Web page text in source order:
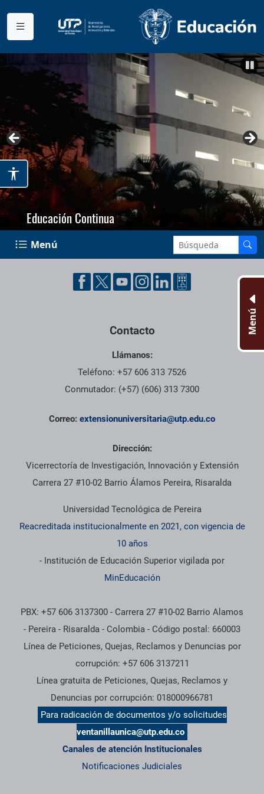
Educación Continua
Menú
Menú
Contacto
Llámanos:
Teléfono: +57 606 313 7526
Conmutador: (+57) (606) 313 7300
Correo: extensionuniversitaria@utp.edu.co
Dirección:
Vicerrectoría de Investigación, Innovación y Extensión
Carrera 27 #10-02 Barrio Álamos Pereira, Risaralda
Universidad Tecnológica de Pereira
Reacreditada institucionalmente en 2021, con vigencia de
10 años
- Institución de Educación Superior vigilada por
MinEducación
PBX: +57 606 3137300 - Carrera 27 #10-02 Barrio Alamos
- Pereira - Risaralda - Colombia - Código postal: 660003
Línea de Peticiones, Quejas, Reclamos y Denuncias por
corrupción: +57 606 3137211
Línea gratuita de Peticiones, Quejas, Reclamos y
Denuncias por corrupción: 018000966781
Para radicación de documentos y/o solicitudes
ventanillaunica@utp.edu.co
Canales de atención Institucionales
Notificaciones Judiciales